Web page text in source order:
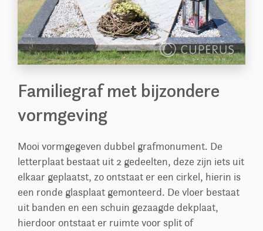
Familiegraf met bijzondere
vormgeving
Mooi vormgegeven dubbel grafmonument. De
letterplaat bestaat uit 2 gedeelten, deze zijn iets uit
elkaar geplaatst, zo ontstaat er een cirkel, hierin is
een ronde glasplaat gemonteerd. De vloer bestaat
uit banden en een schuin gezaagde dekplaat,
hierdoor ontstaat er ruimte voor split of